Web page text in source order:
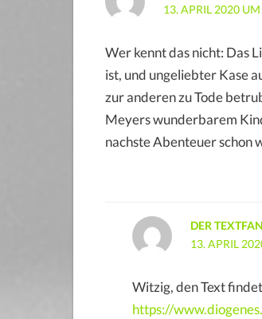
13. APRIL 2020
Wer kennt das nicht: Das
ist, und ungeliebter Kase
zur anderen zu Tode
Meyers wunderbarem
nachste Abenteuer schon
DER TEXTFAN
13. APRIL
Witzig, den Text
https://